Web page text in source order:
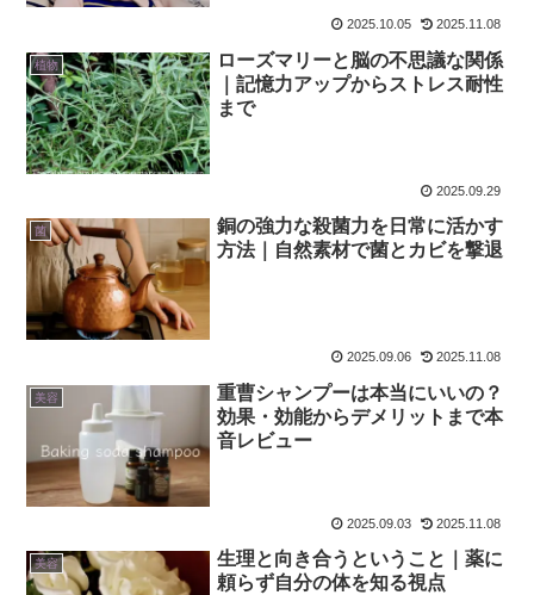
2025.10.05 2025.11.08
植物
ローズマリーと脳の不思議な関係
｜記憶力アップからストレス耐性
まで
2025.09.29
菌
銅の強力な殺菌力を日常に活かす
方法｜自然素材で菌とカビを撃退
2025.09.06 2025.11.08
美容
重曹シャンプーは本当にいいの？
効果・効能からデメリットまで本
音レビュー
2025.09.03 2025.11.08
美容
生理と向き合うということ｜薬に
頼らず自分の体を知る視点